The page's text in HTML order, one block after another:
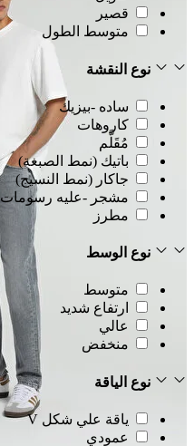
قصير
متوسط الطول
نوع النقشة
ساده -بيزيك
كاروهات
مُقَلَّم
باتيك (نمط الصبغة)
جاكار (نمط النسيج)
مشجر -عليه رسومات
مطرز
نوع الوسط
متوسط
ارتفاع شديد
عالي
منخفض
نوع الياقة
ياقة علي شكل V
عمودي